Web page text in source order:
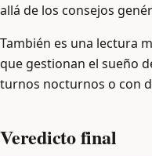
allá de los consejos
También es una lectura
que gestionan el sueño
turnos nocturnos o con
Veredicto final